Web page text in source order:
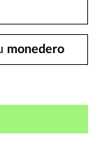
monedero